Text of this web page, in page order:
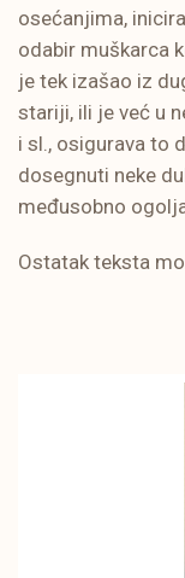
osećanjima,
odabir muškarca
je tek izašao iz
stariji, ili je već u
i sl., osigurava to
dosegnuti neke
međusobno
Ostatak teksta